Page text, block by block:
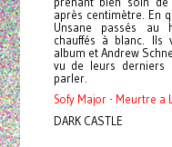
après centimètre. En
Unsane passés au
chauffés à blanc. Ils
album et Andrew
vu de leurs derniers
parler.
Sofy Major - Meurtre a
DARK CASTLE